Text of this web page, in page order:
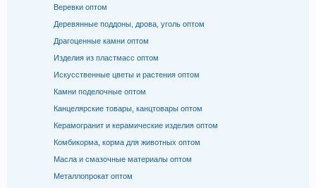
Веревки оптом
Деревянные поддоны, дрова, уголь оптом
Драгоценные камни оптом
Изделия из пластмасс оптом
Искусственные цветы и растения оптом
Камни поделочные оптом
Канцелярские товары, канцтовары оптом
Керамогранит и керамические изделия оптом
Комбикорма, корма для животных оптом
Масла и смазочные материалы оптом
Металлопрокат оптом